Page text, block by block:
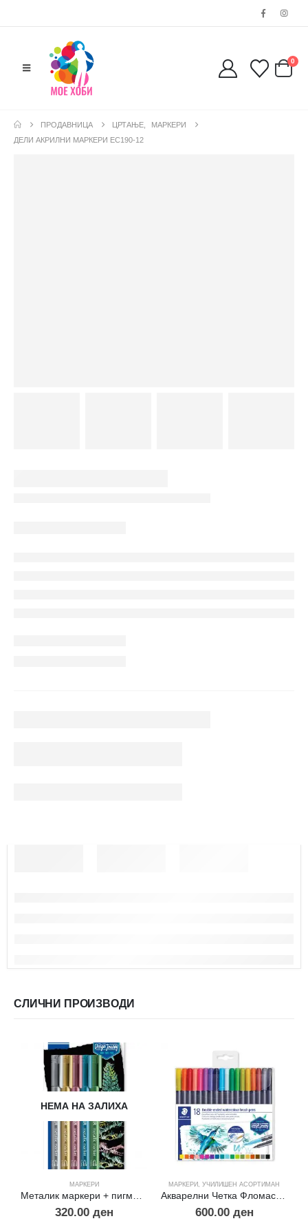
0
ПРОДАВНИЦА ЦРТАЊЕ
МАРКЕРИ
ДЕЛИ АКРИЛНИ МАРКЕРИ EC190-12
СЛИЧНИ ПРОИЗВОДИ
НЕМА НА ЗАЛИХА
МАРКЕРИ
Металик маркери + пигмент линер
320.00 ден
МАРКЕРИ , УЧИЛИШЕН АСОРТИМАН
Акварелни Четка Фломастери – 18пцс
600.00 ден